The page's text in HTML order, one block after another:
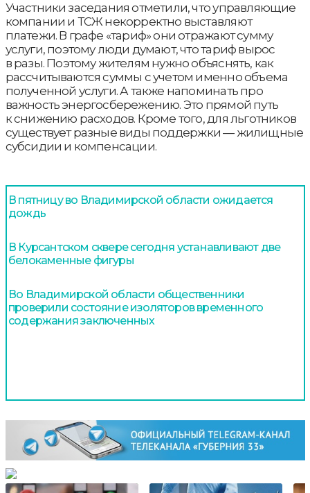
Участники заседания отметили, что управляющие
компании и ТСЖ некорректно выставляют
платежи. В графе «тариф» они отражают сумму
услуги, поэтому люди думают, что тариф вырос
в разы. Поэтому жителям нужно объяснять, как
рассчитываются суммы с учетом именно объема
полученной услуги. А также напоминать про
важность энергосбережению. Это прямой путь
к снижению расходов. Кроме того, для льготников
существует разные виды поддержки — жилищные
субсидии и компенсации.
В пятницу во Владимирской области ожидается
дождь
В Курсантском сквере сегодня устанавливают две
белокаменные фигуры
Во Владимирской области общественники
проверили состояние изоляторов временного
содержания заключенных